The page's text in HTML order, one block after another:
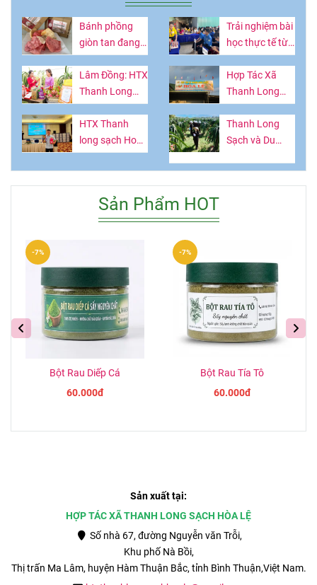
Bánh phồng
giòn tan đang
hot ở Lâm
Đồng làm từ
thứ quả giàu
vitamin
Trải nghiệm bài
học thực tế từ
vườn thanh
long
Lâm Đồng: HTX
Thanh Long
Sạch Hòa Lệ -
Lan tỏa giá trị
OCOP, kết nối
tri thức và trải
nghiệm nông
nghiệp bền
vững
Hợp Tác Xã
Thanh Long
Sạch Hòa Lệ:
Nâng Tầm Tinh
Hoa Nông Sản
HTX Thanh
long sạch Hoà
Lệ: Làm giàu từ
trái thanh long
Nông nghiệp -
Nông thônThứ
Năm
Thanh Long
Sạch và Du
Nông: Hướng
Phát Triển Kép
Sản Phẩm HOT
Bột Rau Diếp Cá
60.000đ
-7%
Bột Rau Tía Tô
60.000đ
-7%
Sản xuất tại:
HỢP TÁC XÃ THANH LONG SẠCH HÒA LỆ
Số nhà 67, đường Nguyễn văn Trỗi,
Khu phố Nà Bồi,
Thị trấn Ma Lâm, huyện Hàm Thuận Bắc, tỉnh Bình Thuận,Việt Nam.